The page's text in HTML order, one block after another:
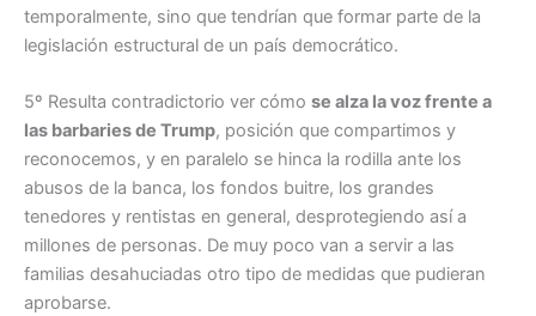
temporalmente, sino que tendrían que formar parte de la
legislación estructural de un país democrático.
5º Resulta contradictorio ver cómo se alza la voz frente a
las barbaries de Trump, posición que compartimos y
reconocemos, y en paralelo se hinca la rodilla ante los
abusos de la banca, los fondos buitre, los grandes
tenedores y rentistas en general, desprotegiendo así a
millones de personas. De muy poco van a servir a las
familias desahuciadas otro tipo de medidas que pudieran
aprobarse.